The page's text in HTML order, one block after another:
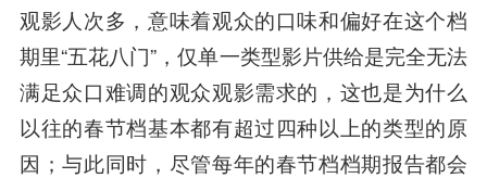
观影人次多，意味着观众的口味和偏好在这个档
期里“五花八门”，仅单一类型影片供给是完全无法
满足众口难调的观众观影需求的，这也是为什么
以往的春节档基本都有超过四种以上的类型的原
因；与此同时，尽管每年的春节档档期报告都会